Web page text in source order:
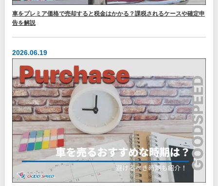
車をプレミア価格で売却すると税金はかかる？課税されるケースや確定申
告を解説
2026.06.19